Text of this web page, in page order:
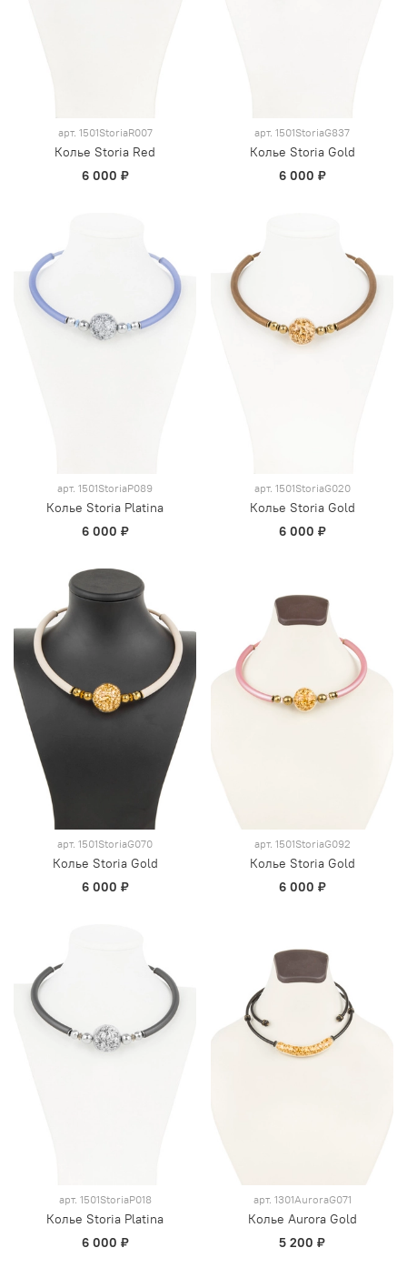
арт. 1501StoriaR007
Колье Storia Red
6 000 ₽
арт. 1501StoriaG837
Колье Storia Gold
6 000 ₽
арт. 1501StoriaP089
Колье Storia Platina
6 000 ₽
арт. 1501StoriaG020
Колье Storia Gold
6 000 ₽
арт. 1501StoriaG070
Колье Storia Gold
6 000 ₽
арт. 1501StoriaG092
Колье Storia Gold
6 000 ₽
арт. 1501StoriaP018
Колье Storia Platina
6 000 ₽
арт. 1301AuroraG071
Колье Aurora Gold
5 200 ₽